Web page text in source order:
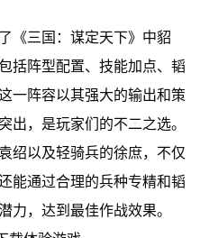
《三国：谋定天下》中貂
括阵型配置、技能加点、韬
一阵容以其强大的输出和策
出，是玩家们的不二之选。
绍以及轻骑兵的徐庶，不仅
能通过合理的兵种专精和韬
力，达到最佳作战效果。